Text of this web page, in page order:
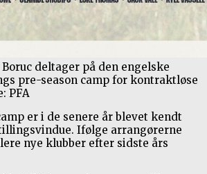
deltager på den engelske
pre-season camp for kontraktløse
PFA
er i de senere år blevet kendt
Ifølge arrangørerne
nye klubber efter sidste års